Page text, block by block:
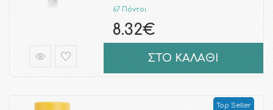
67 Πόντοι
8.32€
ΣΤΟ ΚΑΛΑΘΙ
Top Seller